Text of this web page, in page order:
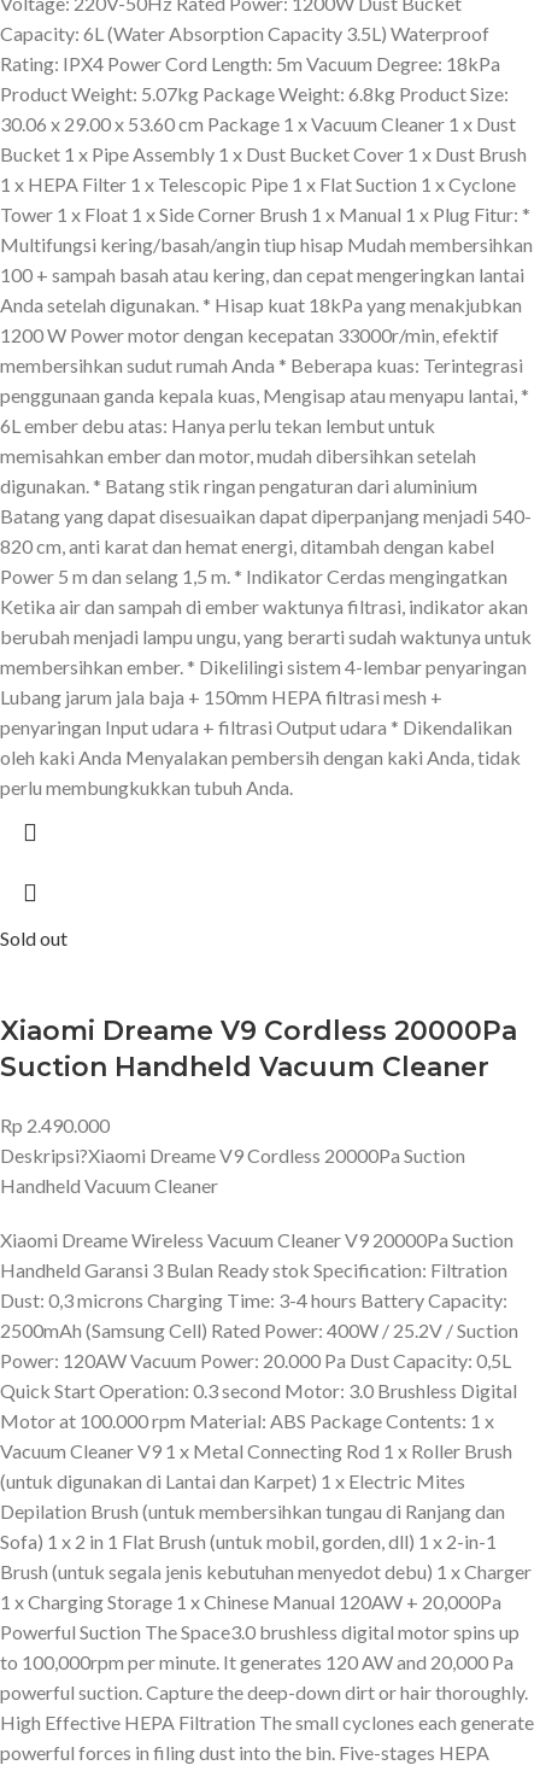
Capacity: 6L (Water Absorption Capacity 3.5L) Waterproof
Rating: IPX4 Power Cord Length: 5m Vacuum Degree: 18kPa
Product Weight: 5.07kg Package Weight: 6.8kg Product Size:
30.06 x 29.00 x 53.60 cm Package 1 x Vacuum Cleaner 1 x Dust
Bucket 1 x Pipe Assembly 1 x Dust Bucket Cover 1 x Dust Brush
1 x HEPA Filter 1 x Telescopic Pipe 1 x Flat Suction 1 x Cyclone
Tower 1 x Float 1 x Side Corner Brush 1 x Manual 1 x Plug Fitur: *
Multifungsi kering/basah/angin tiup hisap Mudah membersihkan
100 + sampah basah atau kering, dan cepat mengeringkan lantai
Anda setelah digunakan. * Hisap kuat 18kPa yang menakjubkan
1200 W Power motor dengan kecepatan 33000r/min, efektif
membersihkan sudut rumah Anda * Beberapa kuas: Terintegrasi
penggunaan ganda kepala kuas, Mengisap atau menyapu lantai, *
6L ember debu atas: Hanya perlu tekan lembut untuk
memisahkan ember dan motor, mudah dibersihkan setelah
digunakan. * Batang stik ringan pengaturan dari aluminium
Batang yang dapat disesuaikan dapat diperpanjang menjadi 540-
820 cm, anti karat dan hemat energi, ditambah dengan kabel
Power 5 m dan selang 1,5 m. * Indikator Cerdas mengingatkan
Ketika air dan sampah di ember waktunya filtrasi, indikator akan
berubah menjadi lampu ungu, yang berarti sudah waktunya untuk
membersihkan ember. * Dikelilingi sistem 4-lembar penyaringan
Lubang jarum jala baja + 150mm HEPA filtrasi mesh +
penyaringan Input udara + filtrasi Output udara * Dikendalikan
oleh kaki Anda Menyalakan pembersih dengan kaki Anda, tidak
perlu membungkukkan tubuh Anda.
Sold out
Xiaomi Dreame V9 Cordless 20000Pa
Suction Handheld Vacuum Cleaner
Rp 2.490.000
Deskripsi?Xiaomi Dreame V9 Cordless 20000Pa Suction
Handheld Vacuum Cleaner
Xiaomi Dreame Wireless Vacuum Cleaner V9 20000Pa Suction
Handheld Garansi 3 Bulan Ready stok Specification: Filtration
Dust: 0,3 microns Charging Time: 3-4 hours Battery Capacity:
2500mAh (Samsung Cell) Rated Power: 400W / 25.2V / Suction
Power: 120AW Vacuum Power: 20.000 Pa Dust Capacity: 0,5L
Quick Start Operation: 0.3 second Motor: 3.0 Brushless Digital
Motor at 100.000 rpm Material: ABS Package Contents: 1 x
Vacuum Cleaner V9 1 x Metal Connecting Rod 1 x Roller Brush
(untuk digunakan di Lantai dan Karpet) 1 x Electric Mites
Depilation Brush (untuk membersihkan tungau di Ranjang dan
Sofa) 1 x 2 in 1 Flat Brush (untuk mobil, gorden, dll) 1 x 2-in-1
Brush (untuk segala jenis kebutuhan menyedot debu) 1 x Charger
1 x Charging Storage 1 x Chinese Manual 120AW + 20,000Pa
Powerful Suction The Space3.0 brushless digital motor spins up
to 100,000rpm per minute. It generates 120 AW and 20,000 Pa
powerful suction. Capture the deep-down dirt or hair thoroughly.
High Effective HEPA Filtration The small cyclones each generate
powerful forces in filing dust into the bin. Five-stages HEPA